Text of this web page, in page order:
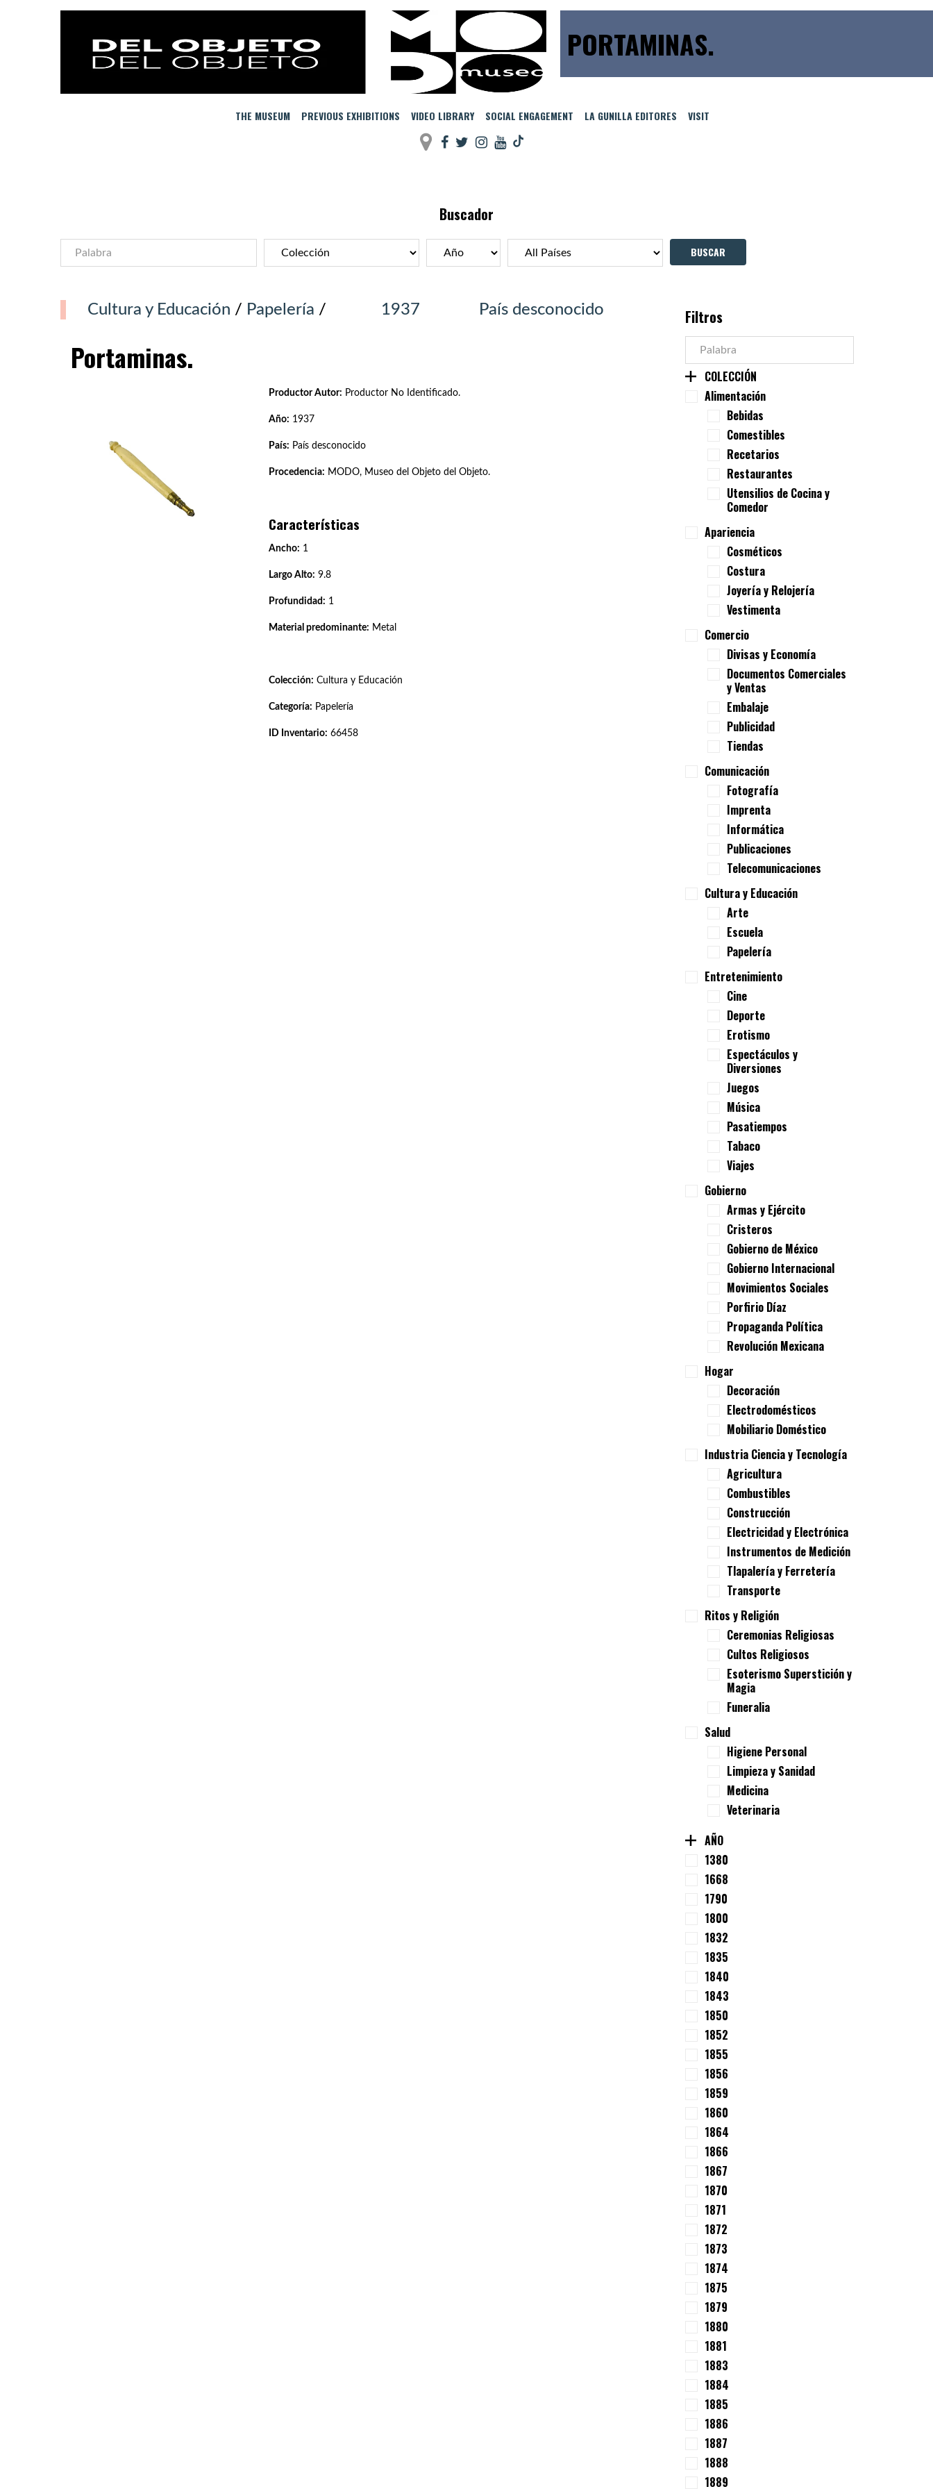
PORTAMINAS.
THE MUSEUM PREVIOUS EXHIBITIONS VIDEO LIBRARY SOCIAL ENGAGEMENT LA GUNILLA EDITORES VISIT
Buscador
Cultura y Educación / Papelería / 1937 País desconocido
Portaminas.
Productor Autor: Productor No Identificado.
Año: 1937
País: País desconocido
Procedencia: MODO, Museo del Objeto del Objeto.
Características
Ancho: 1
Largo Alto: 9.8
Profundidad: 1
Material predominante: Metal
Colección: Cultura y Educación
Categoría: Papelería
ID Inventario: 66458
Filtros
COLECCIÓN
Alimentación
Bebidas
Comestibles
Recetarios
Restaurantes
Utensilios de Cocina y
Comedor
Apariencia
Cosméticos
Costura
Joyería y Relojería
Vestimenta
Comercio
Divisas y Economía
Documentos Comerciales
y Ventas
Embalaje
Publicidad
Tiendas
Comunicación
Fotografía
Imprenta
Informática
Publicaciones
Telecomunicaciones
Cultura y Educación
Arte
Escuela
Papelería
Entretenimiento
Cine
Deporte
Erotismo
Espectáculos y
Diversiones
Juegos
Música
Pasatiempos
Tabaco
Viajes
Gobierno
Armas y Ejército
Cristeros
Gobierno de México
Gobierno Internacional
Movimientos Sociales
Porfirio Díaz
Propaganda Política
Revolución Mexicana
Hogar
Decoración
Electrodomésticos
Mobiliario Doméstico
Industria Ciencia y Tecnología
Agricultura
Combustibles
Construcción
Electricidad y Electrónica
Instrumentos de Medición
Tlapalería y Ferretería
Transporte
Ritos y Religión
Ceremonias Religiosas
Cultos Religiosos
Esoterismo Superstición y
Magia
Funeralia
Salud
Higiene Personal
Limpieza y Sanidad
Medicina
Veterinaria
AÑO
1380
1668
1790
1800
1832
1835
1840
1843
1850
1852
1855
1856
1859
1860
1864
1866
1867
1870
1871
1872
1873
1874
1875
1879
1880
1881
1883
1884
1885
1886
1887
1888
1889